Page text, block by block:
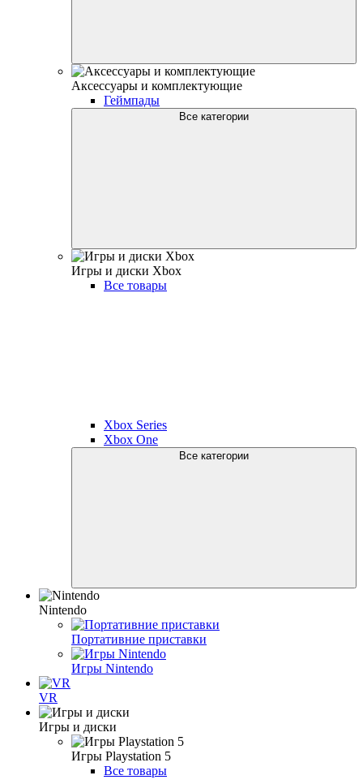
Аксессуары и комплектующие
Геймпады
Все категории
Игры и диски Xbox
Все товары
Xbox Series
Xbox One
Все категории
Nintendo
Портативние приставки
Игры Nintendo
VR
Игры и диски
Игры Playstation 5
Все товары